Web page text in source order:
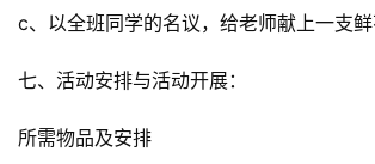
c、以全班同学的名议，给老师献上一支鲜
七、活动安排与活动开展：
所需物品及安排